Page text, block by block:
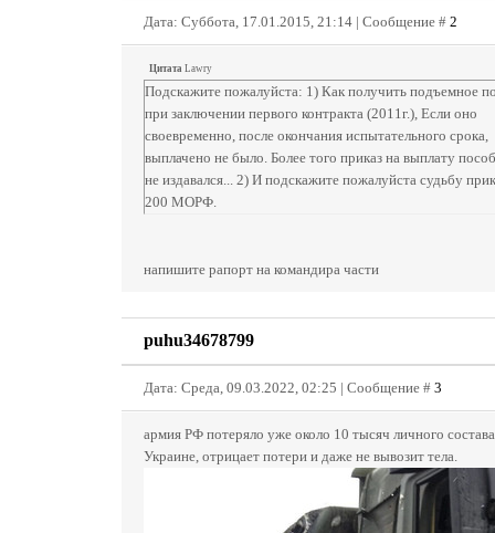
Дата: Суббота, 17.01.2015, 21:14 | Сообщение # 2
Цитата Lawry
Подскажите пожалуйста: 1) Как получить подъемное
при заключении первого контракта (2011г.), Если оно
своевременно, после окончания испытательного срока,
выплачено не было. Более того приказ на выплату
не издавался... 2) И подскажите пожалуйста судьбу
200 МОРФ.
напишите рапорт на командира части
puhu34678799
Дата: Среда, 09.03.2022, 02:25 | Сообщение # 3
армия РФ потеряло уже около 10 тысяч личного
Украине, отрицает потери и даже не вывозит тела.